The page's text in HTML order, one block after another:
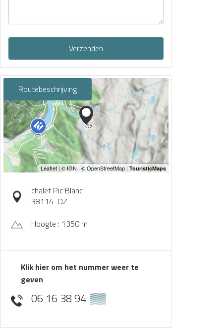
Verzenden
Routebeschrijving
chalet Pic Blanc
38114 OZ
Hoogte : 1350 m
Klik hier om het nummer weer te
geven
06 16 38 94 ▒▒